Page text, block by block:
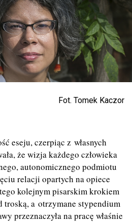
Fot. Tomek Kaczor
eseju, czerpiąc z własnych
że wizja każdego człowieka
autonomicznego podmiotu
relacji opartych na opiece
kolejnym pisarskim krokiem
troską, a otrzymane stypendium
przeznaczyła na pracę właśnie